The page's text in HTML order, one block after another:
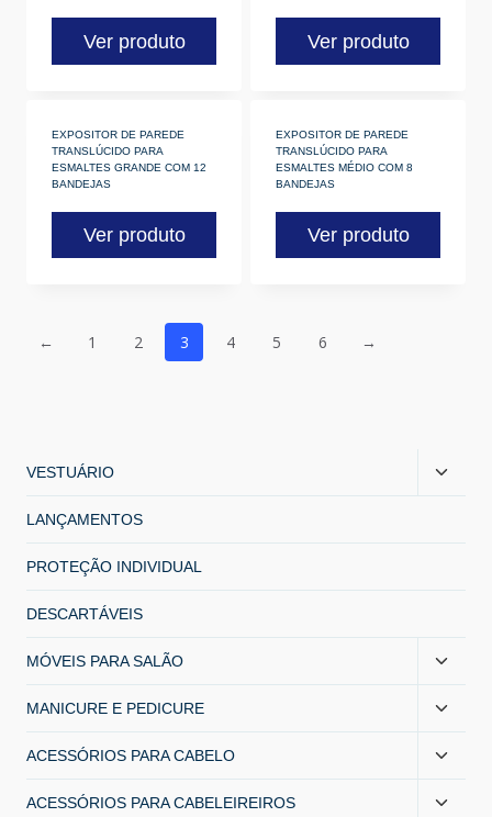
Ver produto Ver produto
EXPOSITOR DE PAREDE
TRANSLÚCIDO PARA
ESMALTES GRANDE COM 12
BANDEJAS
Ver produto
EXPOSITOR DE PAREDE
TRANSLÚCIDO PARA
ESMALTES MÉDIO COM 8
BANDEJAS
Ver produto
← 1 2 3 4 5 6 →
VESTUÁRIO
LANÇAMENTOS
PROTEÇÃO INDIVIDUAL
DESCARTÁVEIS
MÓVEIS PARA SALÃO
MANICURE E PEDICURE
ACESSÓRIOS PARA CABELO
ACESSÓRIOS PARA CABELEIREIROS